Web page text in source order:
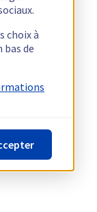
choix à
de